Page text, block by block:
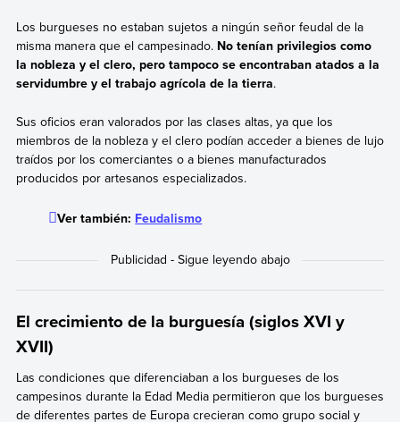
Los burgueses no estaban sujetos a ningún señor feudal de la
misma manera que el campesinado. No tenían privilegios como
la nobleza y el clero, pero tampoco se encontraban atados a la
servidumbre y el trabajo agrícola de la tierra.
Sus oficios eran valorados por las clases altas, ya que los
miembros de la nobleza y el clero podían acceder a bienes de lujo
traídos por los comerciantes o a bienes manufacturados
producidos por artesanos especializados.
Ver también: Feudalismo
El crecimiento de la burguesía (siglos XVI y
XVII)
Las condiciones que diferenciaban a los burgueses de los
campesinos durante la Edad Media permitieron que los burgueses
de diferentes partes de Europa crecieran como grupo social y